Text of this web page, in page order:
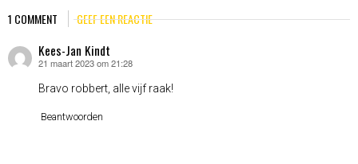
1 COMMENT GEEF EEN REACTIE
Kees-Jan Kindt
schreef:
21 maart 2023 om 21:28
Bravo robbert, alle vijf raak!
Beantwoorden